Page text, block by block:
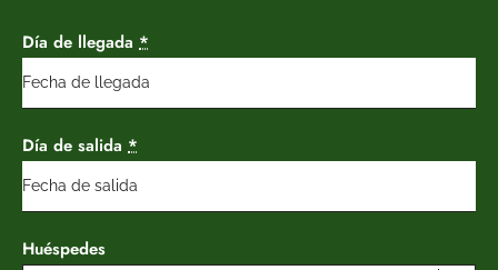
Día de llegada *
Día de salida *
Huéspedes